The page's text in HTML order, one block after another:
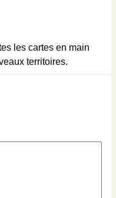
les cartes en main
territoires.